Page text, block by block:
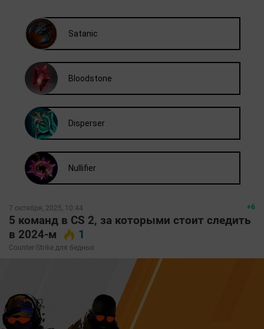
+6
7 октября, 2025, 10:44
5 команд в CS 2, за которыми стоит следить
в 2024-м
1
Counter-Strike для бедных